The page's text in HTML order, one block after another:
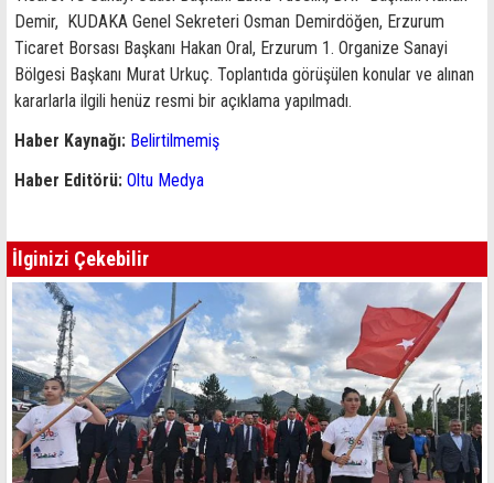
Demir, KUDAKA Genel Sekreteri Osman Demirdöğen, Erzurum
Ticaret Borsası Başkanı Hakan Oral, Erzurum 1. Organize Sanayi
Bölgesi Başkanı Murat Urkuç. Toplantıda görüşülen konular ve alınan
kararlarla ilgili henüz resmi bir açıklama yapılmadı.
Haber Kaynağı: Belirtilmemiş
Haber Editörü: Oltu Medya
İlginizi Çekebilir